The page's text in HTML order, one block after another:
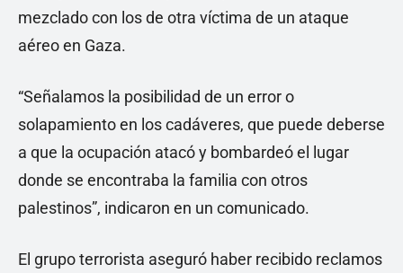
mezclado con los de otra víctima de un ataque
aéreo en Gaza.
“Señalamos la posibilidad de un error o
solapamiento en los cadáveres, que puede deberse
a que la ocupación atacó y bombardeó el lugar
donde se encontraba la familia con otros
palestinos”, indicaron en un comunicado.
El grupo terrorista aseguró haber recibido reclamos